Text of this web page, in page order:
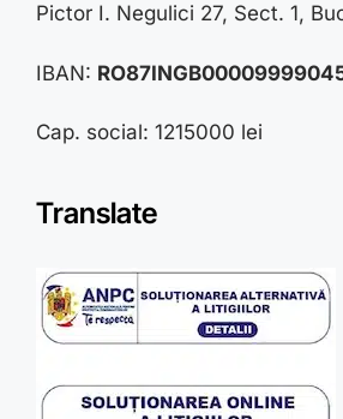
Pictor I. Negulici 27, Sect. 1,
IBAN:
Cap. social: 1215000 lei
Translate